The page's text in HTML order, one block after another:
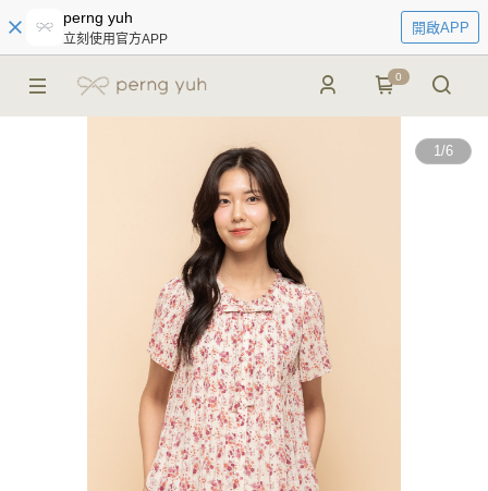
perng yuh
立刻使用官方APP
開啟APP
0
1/6